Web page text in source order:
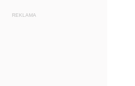
REKLAMA